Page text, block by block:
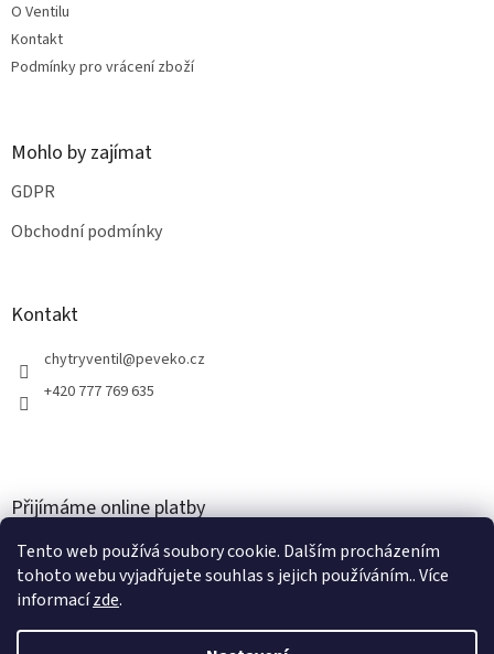
Tento web používá soubory cookie. Dalším procházením
tohoto webu vyjadřujete souhlas s jejich používáním.. Více
informacízde.
O Ventilu
Kontakt
Podmínky pro vrácení zboží
Mohlo by zajímat
GDPR
Obchodní podmínky
Kontakt
chytryventil@peveko.cz
+420 777 769 635
Přijímáme online platby